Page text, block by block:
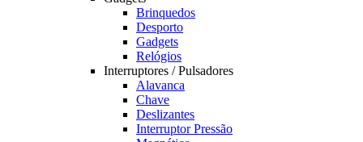
Brinquedos
Desporto
Gadgets
Relógios
Interruptores / Pulsadores
Alavanca
Chave
Deslizantes
Interruptor Pressão